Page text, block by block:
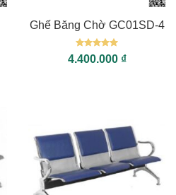
Ghế Băng Chờ GC01SD-4
Được xếp
hạng55
4.400.000 ₫